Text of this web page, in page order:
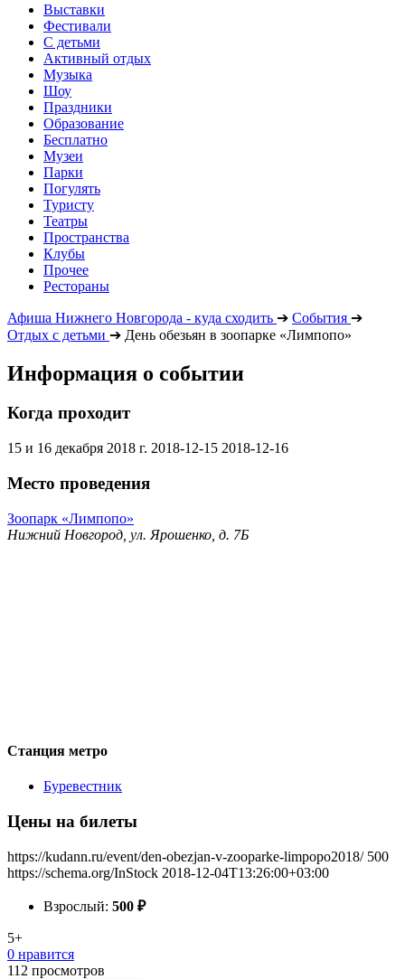
Выставки
Фестивали
С детьми
Активный отдых
Музыка
Шоу
Праздники
Образование
Бесплатно
Музеи
Парки
Погулять
Туристу
Театры
Пространства
Клубы
Прочее
Рестораны
Афиша Нижнего Новгорода - куда сходить ➔ События ➔
Отдых с детьми ➔ День обезьян в зоопарке «Лимпопо»
Информация о событии
Когда проходит
15 и 16 декабря 2018 г. 2018-12-15 2018-12-16
Место проведения
Зоопарк «Лимпопо»
Нижний Новгород, ул. Ярошенко, д. 7Б
Станция метро
Буревестник
Цены на билеты
https://kudann.ru/event/den-obezjan-v-zooparke-limpopo2018/ 500
https://schema.org/InStock 2018-12-04T13:26:00+03:00
Взрослый: 500 ₽
5+
0 нравится
112 просмотров